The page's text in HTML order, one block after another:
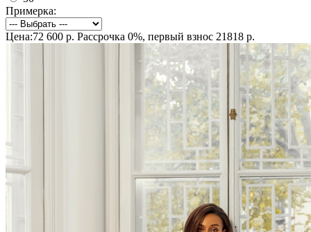
Примерка:
Цена:72 600 р. Рассрочка 0%, первый взнос 21818 р.